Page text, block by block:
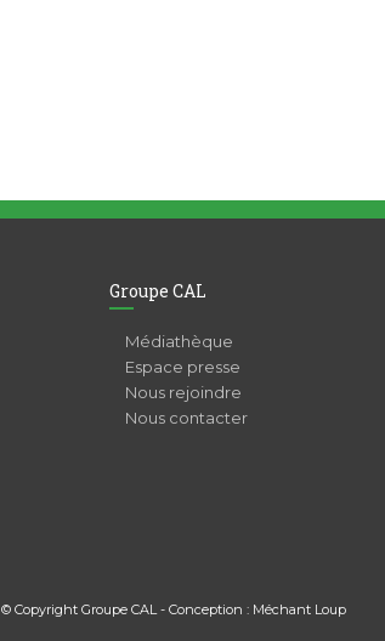
Groupe CAL
Médiathèque
Espace presse
Nous rejoindre
Nous contacter
© Copyright Groupe CAL - Conception : Méchant Loup